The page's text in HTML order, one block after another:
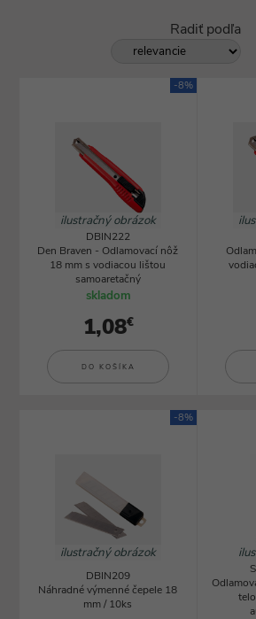
Radiť podľa
-8%
ilustračný obrázok
DBIN222
Den Braven - Odlamovací nôž
18 mm s vodiacou lištou
samoaretačný
skladom
1,08€
DO KOŠÍKA
-8%
ilustračný obrázok
DBIN209
Náhradné výmenné čepele 18
mm / 10ks